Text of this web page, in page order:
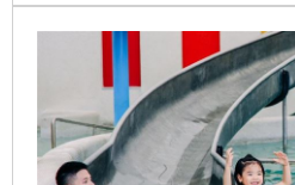
至礁溪」、台南老爺行旅的「
師」、北投老爺酒店的「台
旅的「岬灣潛水考證團」以及
魯瑪克部落獵人